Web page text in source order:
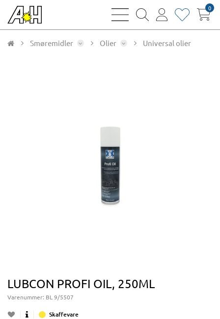
bars
magnifying
user
heart0
Smøremidler Olier Universal olier
LUBCON PROFI OIL, 250ML
Varenummer: BL 9/5507
Skaffevare